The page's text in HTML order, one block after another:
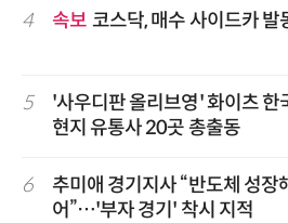
4 속보 코스닥, 매수 사이드카 발
5
'사우디판 올리브영' 화이츠
현지 유통사 20곳 총출동
6
추미애 경기지사 “반도체 성장
어”…'부자 경기' 착시 지적